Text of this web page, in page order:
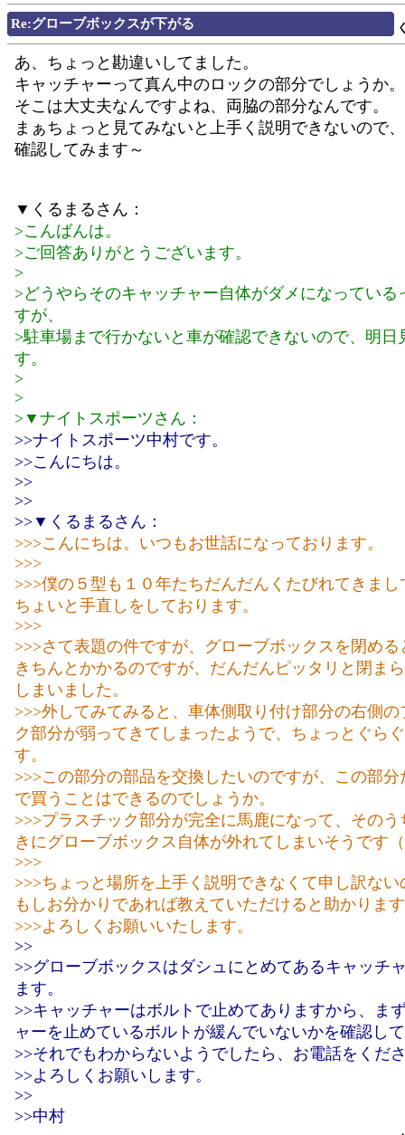
Re:グローブボックスが下がる
あ、ちょっと勘違いしてました。
キャッチャーって真ん中のロックの部分でしょうか。
そこは大丈夫なんですよね、両脇の部分なんです。
まぁちょっと見てみないと上手く説明できないので
確認してみます～
▼くるまるさん：
>こんばんは。
>ご回答ありがとうございます。
>
>どうやらそのキャッチャー自体がダメになっている
すが、
>駐車場まで行かないと車が確認できないので、明日
す。
>
>
>▼ナイトスポーツさん：
>>ナイトスポーツ中村です。
>>こんにちは。
>>
>>
>>▼くるまるさん：
>>>こんにちは。いつもお世話になっております。
>>>
>>>僕の５型も１０年たちだんだんくたびれてきまし
ちょいと手直しをしております。
>>>
>>>さて表題の件ですが、グローブボックスを閉める
きちんとかかるのですが、だんだんピッタリと閉ま
しまいました。
>>>外してみてみると、車体側取り付け部分の右側の
ク部分が弱ってきてしまったようで、ちょっとぐら
す。
>>>この部分の部品を交換したいのですが、この部分
で買うことはできるのでしょうか。
>>>プラスチック部分が完全に馬鹿になって、そのう
きにグローブボックス自体が外れてしまいそうです
>>>
>>>ちょっと場所を上手く説明できなくて申し訳ない
もしお分かりであれば教えていただけると助かりま
>>>よろしくお願いいたします。
>>
>>グローブボックスはダシュにとめてあるキャッチ
ます。
>>キャッチャーはボルトで止めてありますから、ま
ャーを止めているボルトが緩んでいないかを確認し
>>それでもわからないようでしたら、お電話をくだ
>>よろしくお願いします。
>>
>>中村